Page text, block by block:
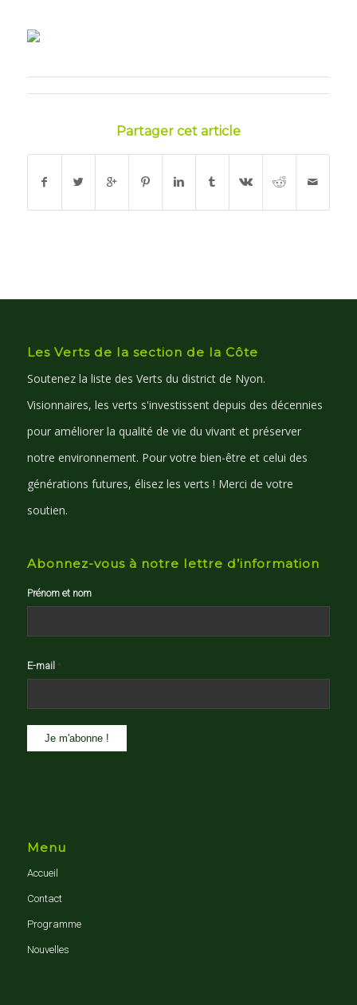
Partager cet article
Les Verts de la section de la Côte
Soutenez la liste des Verts du district de Nyon.
Visionnaires, les verts s'investissent depuis des décennies
pour améliorer la qualité de vie du vivant et préserver
notre environnement. Pour votre bien-être et celui des
générations futures, élisez les verts ! Merci de votre
soutien.
Abonnez-vous à notre lettre d’information
Prénom et nom
E-mail *
Menu
Accueil
Contact
Programme
Nouvelles